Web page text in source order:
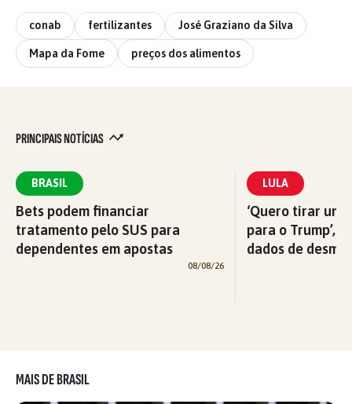
conab fertilizantes José Graziano da Silva
Mapa da Fome preços dos alimentos
PRINCIPAIS NOTÍCIAS
BRASIL
Bets podem financiar
tratamento pelo SUS para
dependentes em apostas
08/08/26
LULA
‘Quero tirar
para o Trump’,
dados de
MAIS DE BRASIL